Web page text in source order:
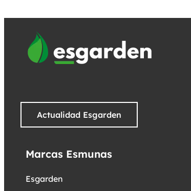
Actualidad Esgarden
Marcas Esmunas
Esgarden